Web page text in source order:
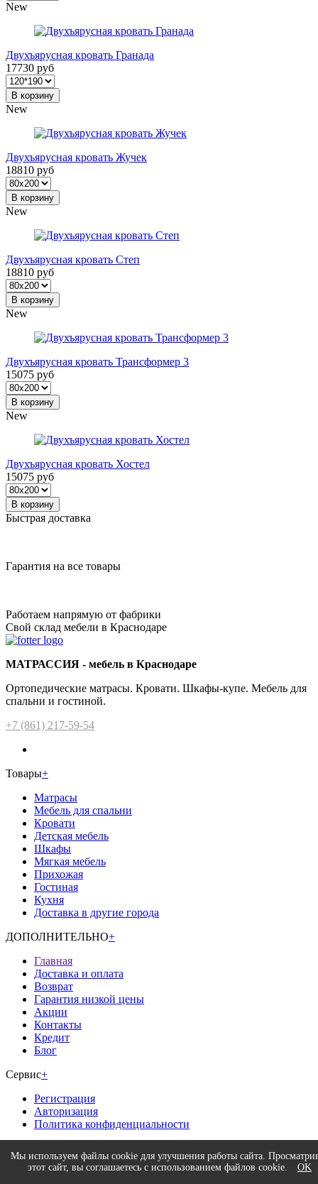
Мы используем файлы cookie для улучшения работы сайта.
этот сайт, вы соглашаетесь с использованием файлов cookie.
OK
New
Двухъярусная кровать Гранада
17730 руб
В корзину
New
Двухъярусная кровать Жучек
18810 руб
В корзину
New
Двухъярусная кровать Степ
18810 руб
В корзину
New
Двухъярусная кровать Трансформер 3
15075 руб
В корзину
New
Двухъярусная кровать Хостел
15075 руб
В корзину
Быстрая доставка
Гарантия на все товары
Работаем напрямую от фабрики
Свой склад мебели в Краснодаре
МАТРАССИЯ - мебель в Краснодаре
Ортопедические матрасы. Кровати. Шкафы-купе. Мебель для
спальни и гостиной.
+7 (861) 217-59-54
Товары+
Матрасы
Мебель для спальни
Кровати
Детская мебель
Шкафы
Мягкая мебель
Прихожая
Гостиная
Кухня
Доставка в другие города
ДОПОЛНИТЕЛЬНО+
Главная
Доставка и оплата
Возврат
Гарантия низкой цены
Акции
Контакты
Кредит
Блог
Сервис+
Регистрация
Авторизация
Политика конфиденциальности
Интернет-магазина.
без выходных9:00 - 20:00